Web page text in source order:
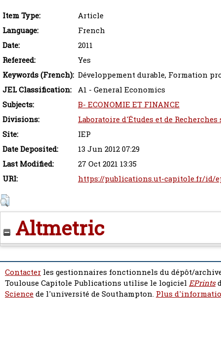
Item Type:
Article
Language:
French
Date:
2011
Refereed:
Yes
Keywords (French): Développement durable, Formation
JEL Classification:
A1 - General Economics
Subjects:
B- ECONOMIE ET FINANCE
Divisions:
Laboratoire d'Études et de
Site:
IEP
Date Deposited:
13 Jun 2012 07:29
Last Modified:
27 Oct 2021 13:35
URI:
https://publications.ut-capitole.fr/id/
Altmetric
Contacter les gestionnaires fonctionnels du dépôt/
Toulouse Capitole Publications utilise le logiciel EPrints
Sciencede l'université de Southampton. Plus